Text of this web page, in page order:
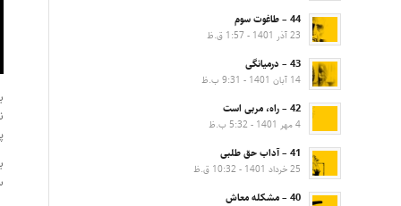
44 – طاغوت سوم
23 آذر 1401 - 1:57 ق.ظ
43 – درمیانگی
14 آبان 1401 - 9:31 ب.ظ
42 – راه، مربی است
4 مهر 1401 - 5:32 ب.ظ
41 – آداب حق طلبی
25 خرداد 1401 - 10:32 ق.ظ
40 – مشکله معاش